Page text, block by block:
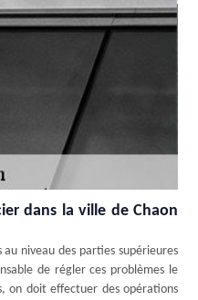
dans la ville de Chaon
au niveau des parties supérieures
de régler ces problèmes le
on doit effectuer des opérations